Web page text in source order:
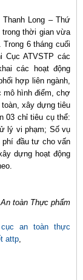
Long – Thứ
thời gian vừa
6 tháng cuối
Cục ATVSTP các
các hoạt động
hợp liên ngành,
mô hình điểm, chợ
xây dựng tiêu
03 chỉ tiêu cụ thể:
lý vi phạm; Số vụ
đầu tư cho vấn
dựng hoạt động
toàn Thực phẩm
cục an toàn thực
attp,